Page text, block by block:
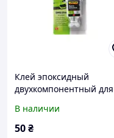
Клей эпоксидный
двухкомпонентный для
прозрачный 6г UNIFIX
В наличии
50₴